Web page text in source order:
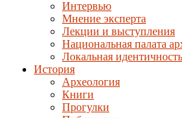
Интервью
Мнение эксперта
Лекции и выступления
Национальная палата
Локальная идентичность
История
Археология
Книги
Прогулки